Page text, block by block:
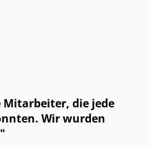
die jede
Wir wurden